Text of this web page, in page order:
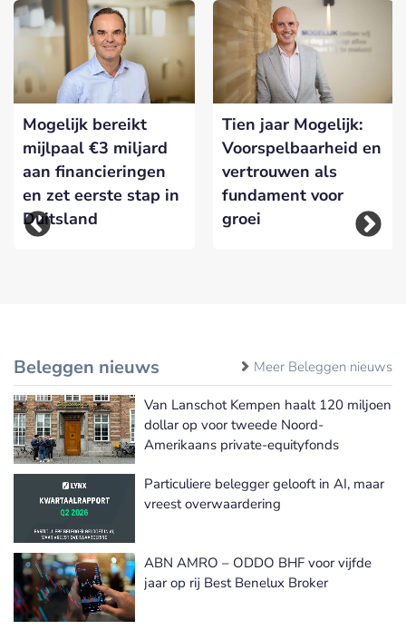
Mogelijk bereikt
mijlpaal €3 miljard
aan financieringen
en zet eerste stap in
Duitsland
Tien jaar Mogelijk:
Voorspelbaarheid en
vertrouwen als
fundament voor
groei
Beleggen nieuws Meer Beleggen nieuws
Van Lanschot Kempen haalt 120 miljoen
dollar op voor tweede Noord-
Amerikaans private-equityfonds
Particuliere belegger gelooft in AI, maar
vreest overwaardering
ABN AMRO – ODDO BHF voor vijfde
jaar op rij Best Benelux Broker